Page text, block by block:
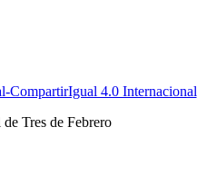
CompartirIgual 4.0 Internacional
Tres de Febrero